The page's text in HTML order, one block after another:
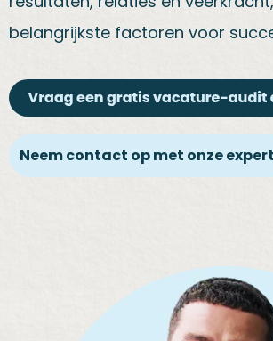
belangrijkste factoren voor
Neem contact op met onze